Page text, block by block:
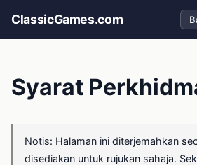
ClassicGames.com
Syarat
Notis: Halaman ini diterjemahkan
disediakan untuk rujukan sahaja.